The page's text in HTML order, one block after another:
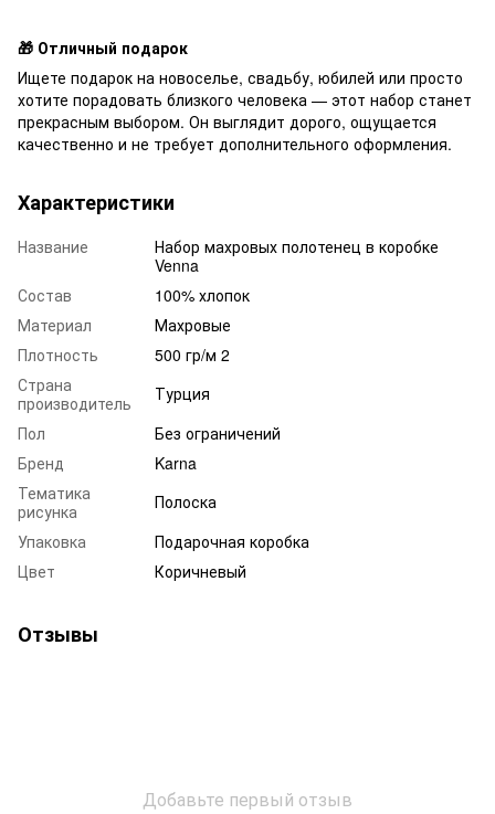
🎁 Отличный подарок
Ищете подарок на новоселье, свадьбу, юбилей или просто
хотите порадовать близкого человека — этот набор станет
прекрасным выбором. Он выглядит дорого, ощущается
качественно и не требует дополнительного оформления.
Характеристики
Название
Набор махровых полотенец в коробке
Venna
Состав
100% хлопок
Материал
Махровые
Плотность
500 гр/м 2
Страна
производитель
Турция
Пол
Без ограничений
Бренд
Karna
Тематика
рисунка
Полоска
Упаковка
Подарочная коробка
Цвет
Коричневый
Отзывы
Добавьте первый отзыв